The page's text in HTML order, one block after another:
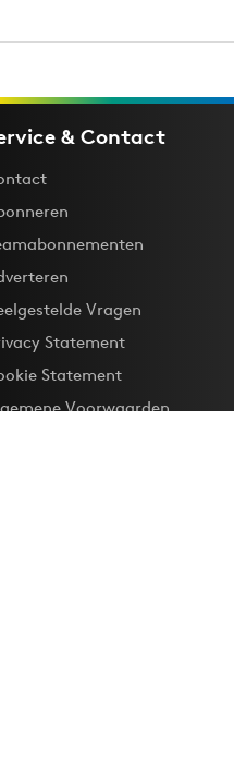
& Contact
Vragen
Statement
Statement
Voorwaarden